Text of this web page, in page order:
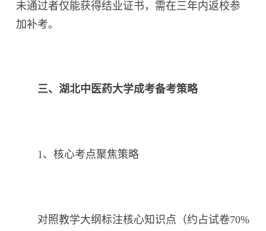
未通过者仅能获得结业证书，需在三年内返校参
加补考。
三、湖北中医药大学成考备考策略
1、核心考点聚焦策略
对照教学大纲标注核心知识点（约占试卷70%